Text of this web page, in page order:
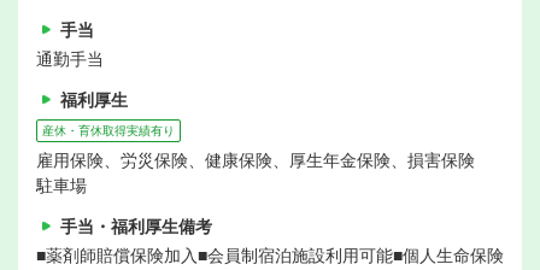
手当
通勤手当
福利厚生
産休・育休取得実績有り
雇用保険、労災保険、健康保険、厚生年金保険、損害保険
駐車場
手当・福利厚生備考
■薬剤師賠償保険加入■会員制宿泊施設利用可能■個人生命保険